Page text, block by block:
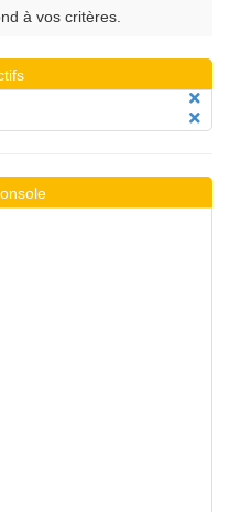
à vos critères.